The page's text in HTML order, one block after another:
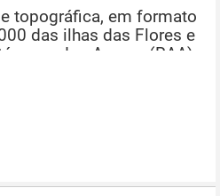
topográfica, em formato
das ilhas das Flores e
dos Açores (RAA)